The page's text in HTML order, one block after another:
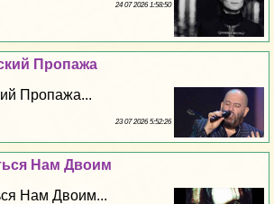
24 07 2026 1:58:50
Пропажа
Пропажа...
23 07 2026 5:52:26
Нам Двоим
Нам Двоим...